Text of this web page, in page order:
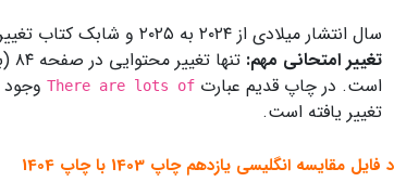
سال انتشار میلادی از ۲۰۲۴ به ۲۰۲۵ و شابک کتاب تغییر کرده است.
تغییر امتحانی مهم:
است. در چاپ قدیم عبارت There are lots of
تغییر یافته است.
فایل مقایسه انگلیسی یازدهم چاپ 1403 با چاپ 1404